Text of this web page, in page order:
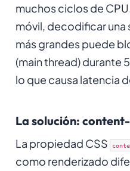
muchos ciclos de
móvil, decodificar una
más grandes puede
(main thread) durante
lo que causa latencia
La solución:
La propiedad CSS
como renderizado